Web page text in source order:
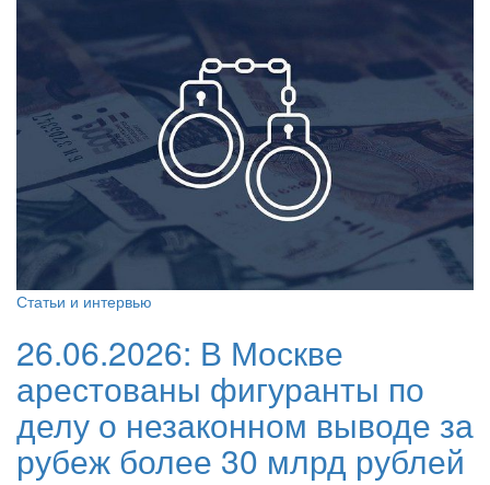
Статьи и интервью
26.06.2026: В Москве
арестованы фигуранты по
делу о незаконном выводе за
рубеж более 30 млрд рублей